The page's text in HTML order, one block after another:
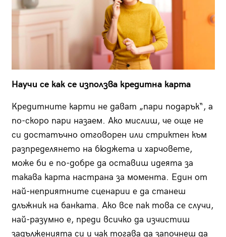
Научи се как се използва кредитна карта
Кредитните карти не дават „пари подарък“, а
по-скоро пари назаем. Ако мислиш, че още не
си достатъчно отговорен или стриктен към
разпределянето на бюджета и харчовете,
може би е по-добре да оставиш идеята за
такава карта настрана за момента. Един от
най-неприятните сценарии е да станеш
длъжник на банката. Ако все пак това се случи,
най-разумно е, преди всичко да изчистиш
задълженията си и чак тогава да започнеш да